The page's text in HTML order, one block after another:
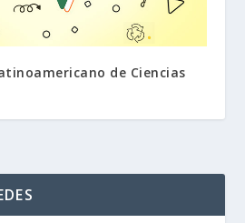
de Ciencias